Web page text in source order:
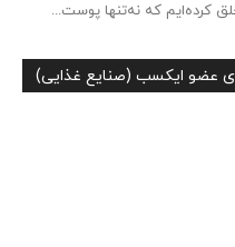
کرده‌ایم که نه‌تنها پوست...
عضو ایکسب (صنایع غذایی)